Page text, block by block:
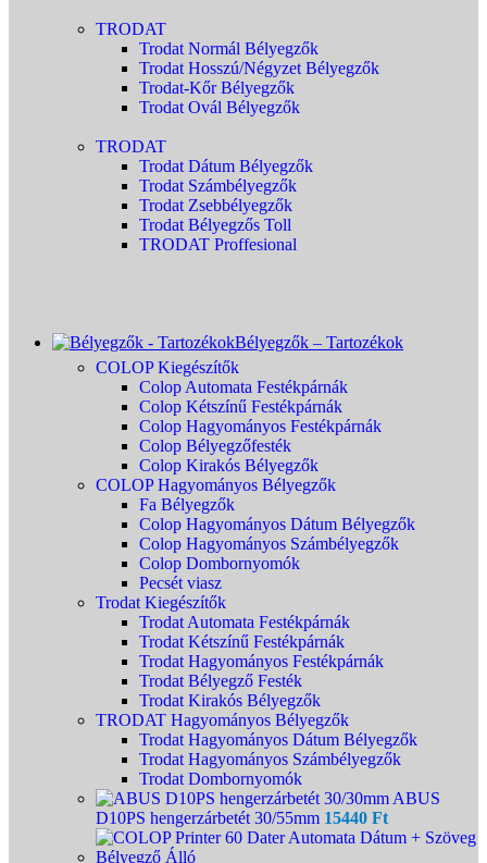
TRODAT
Trodat Normál Bélyegzők
Trodat Hosszú/Négyzet Bélyegzők
Trodat-Kőr Bélyegzők
Trodat Ovál Bélyegzők
TRODAT
Trodat Dátum Bélyegzők
Trodat Számbélyegzők
Trodat Zsebbélyegzők
Trodat Bélyegzős Toll
TRODAT Proffesional
Bélyegzők – Tartozékok
COLOP Kiegészítők
Colop Automata Festékpárnák
Colop Kétszínű Festékpárnák
Colop Hagyományos Festékpárnák
Colop Bélyegzőfesték
Colop Kirakós Bélyegzők
COLOP Hagyományos Bélyegzők
Fa Bélyegzők
Colop Hagyományos Dátum Bélyegzők
Colop Hagyományos Számbélyegzők
Colop Dombornyomók
Pecsét viasz
Trodat Kiegészítők
Trodat Automata Festékpárnák
Trodat Kétszínű Festékpárnák
Trodat Hagyományos Festékpárnák
Trodat Bélyegző Festék
Trodat Kirakós Bélyegzők
TRODAT Hagyományos Bélyegzők
Trodat Hagyományos Dátum Bélyegzők
Trodat Hagyományos Számbélyegzők
Trodat Dombornyomók
ABUS
D10PS hengerzárbetét 30/55mm 15440 Ft